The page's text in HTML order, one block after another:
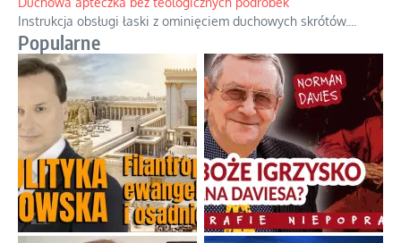
nieznane fakty dotyczące biografii...